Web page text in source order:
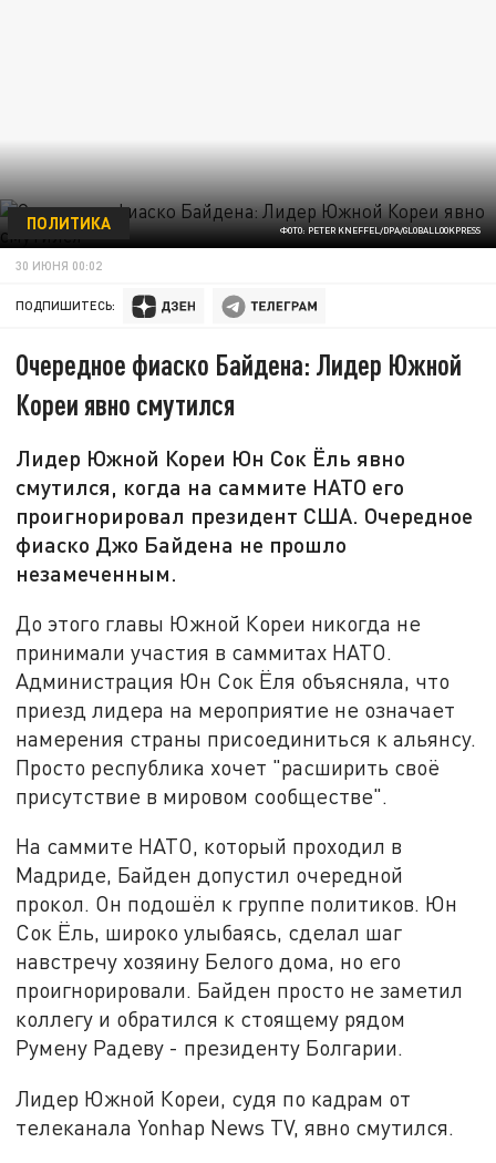
ФОТО: PETER KNEFFEL/DPA/GLOBALLOOKPRESS
ПОЛИТИКА
30 ИЮНЯ 00:02
ПОДПИШИТЕСЬ:
Очередное фиаско Байдена: Лидер Южной
Кореи явно смутился
Лидер Южной Кореи Юн Сок Ёль явно
смутился, когда на саммите НАТО его
проигнорировал президент США. Очередное
фиаско Джо Байдена не прошло
незамеченным.
До этого главы Южной Кореи никогда не
принимали участия в саммитах НАТО.
Администрация Юн Сок Ёля объясняла, что
приезд лидера на мероприятие не означает
намерения страны присоединиться к альянсу.
Просто республика хочет "расширить своё
присутствие в мировом сообществе".
На саммите НАТО, который проходил в
Мадриде, Байден допустил очередной
прокол. Он подошёл к группе политиков. Юн
Сок Ёль, широко улыбаясь, сделал шаг
навстречу хозяину Белого дома, но его
проигнорировали. Байден просто не заметил
коллегу и обратился к стоящему рядом
Румену Радеву - президенту Болгарии.
Лидер Южной Кореи, судя по кадрам от
телеканала Yonhap News TV, явно смутился.